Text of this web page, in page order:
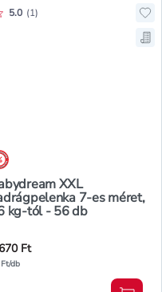
a kedvencekhez,
a bevásárló listára,
XXL
7-es méret,
kg-tól - 56 db
Értékelés pontszáma:
5.0 (1)
Ft
db